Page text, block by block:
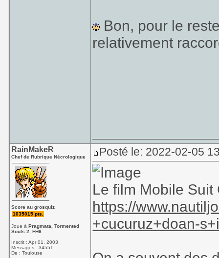
Bon, pour le
relativement
RainMakeR
Chef de Rubrique Nécrologique
Score au grosquiz
1035015 pts.
Joue àPragmata, Tormented
Souls 2, FH6
Inscrit : Apr 01, 2003
Messages : 34551
De : Toulouse
Posté le: 2022-02-05
Le film Mobile
https://
+cucuruz+doan-